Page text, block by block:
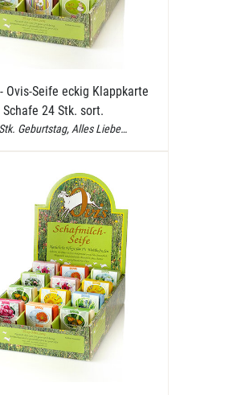
- Ovis-Seife eckig Klappkarte
Schafe 24 Stk. sort.
Geburtstag, Alles Liebe…